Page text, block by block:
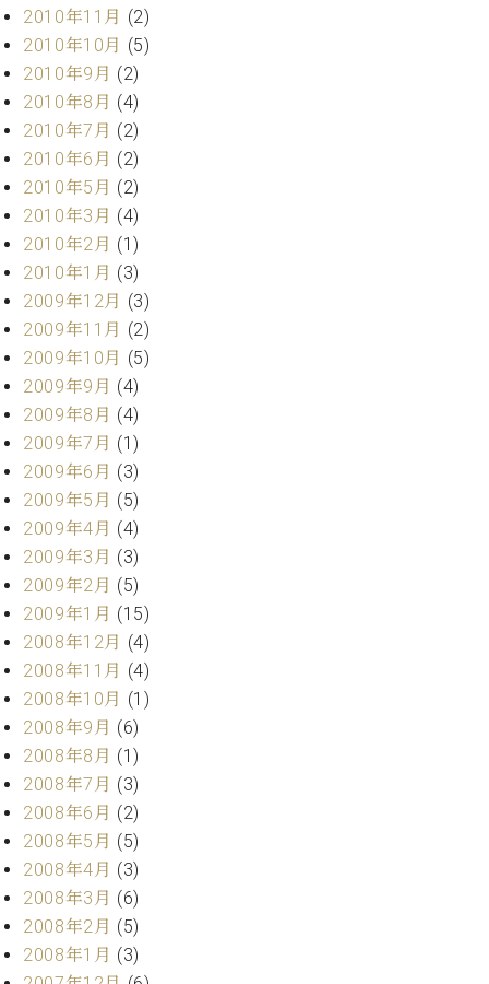
2010年11月 (2)
2010年10月 (5)
2010年9月 (2)
2010年8月 (4)
2010年7月 (2)
2010年6月 (2)
2010年5月 (2)
2010年3月 (4)
2010年2月 (1)
2010年1月 (3)
2009年12月 (3)
2009年11月 (2)
2009年10月 (5)
2009年9月 (4)
2009年8月 (4)
2009年7月 (1)
2009年6月 (3)
2009年5月 (5)
2009年4月 (4)
2009年3月 (3)
2009年2月 (5)
2009年1月 (15)
2008年12月 (4)
2008年11月 (4)
2008年10月 (1)
2008年9月 (6)
2008年8月 (1)
2008年7月 (3)
2008年6月 (2)
2008年5月 (5)
2008年4月 (3)
2008年3月 (6)
2008年2月 (5)
2008年1月 (3)